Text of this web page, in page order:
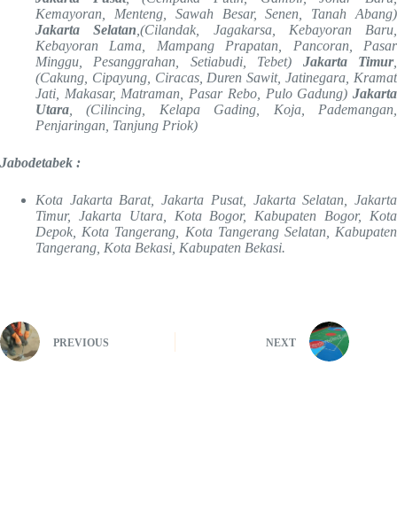
Kemayoran, Menteng, Sawah Besar, Senen, Tanah Abang)
Jakarta Selatan ,(Cilandak, Jagakarsa, Kebayoran Baru,
Kebayoran Lama, Mampang Prapatan, Pancoran, Pasar
Minggu, Pesanggrahan, Setiabudi, Tebet) Jakarta Timur,
(Cakung, Cipayung, Ciracas, Duren Sawit, Jatinegara, Kramat
Jati, Makasar, Matraman, Pasar Rebo, Pulo Gadung) Jakarta
Utara , (Cilincing, Kelapa Gading, Koja, Pademangan,
Penjaringan, Tanjung Priok)
Jabodetabek :
Kota Jakarta Barat, Jakarta Pusat, Jakarta Selatan, Jakarta
Timur, Jakarta Utara, Kota Bogor, Kabupaten Bogor, Kota
Depok, Kota Tangerang, Kota Tangerang Selatan, Kabupaten
Tangerang, Kota Bekasi, Kabupaten Bekasi.
PREVIOUS NEXT